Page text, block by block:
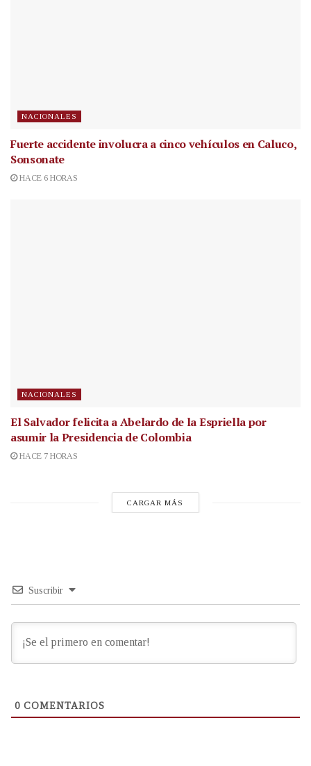
NACIONALES
Fuerte accidente involucra a cinco vehículos en Caluco,
Sonsonate
HACE 6 HORAS
NACIONALES
El Salvador felicita a Abelardo de la Espriella por
asumir la Presidencia de Colombia
HACE 7 HORAS
CARGAR MÁS
Suscribir
0 COMENTARIOS